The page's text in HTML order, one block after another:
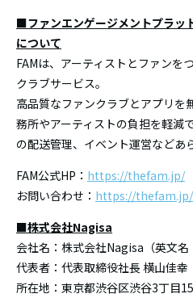
■ファンエンゲージメントプラッ
について
FAMは、アーティストとファンを
クラブサービス。
高品質なファンクラブとアプリを
務所やアーティストの負担を軽減
の配送管理、イベント運営などあ
FAM公式HP： https://thefam.jp/
お問い合わせ： https://
■株式会社Nagisa
会社名：株式会社Nagisa（英文名
代表者：代表取締役社長 横山佳幸
所在地：東京都渋谷区渋谷3丁目